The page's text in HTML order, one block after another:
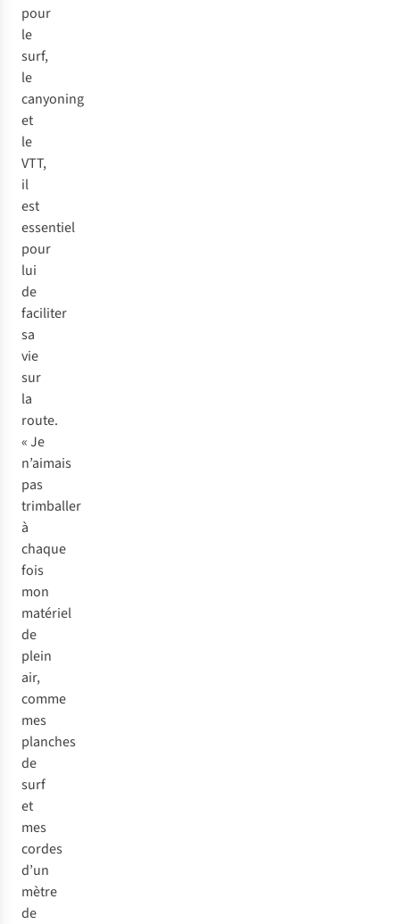
pour
le
surf,
le
canyoning
et
le
VTT,
il
est
essentiel
pour
lui
de
faciliter
sa
vie
sur
la
route.
« Je
n’aimais
pas
trimballer
à
chaque
fois
mon
matériel
de
plein
air,
comme
mes
planches
de
surf
et
mes
cordes
d’un
mètre
de